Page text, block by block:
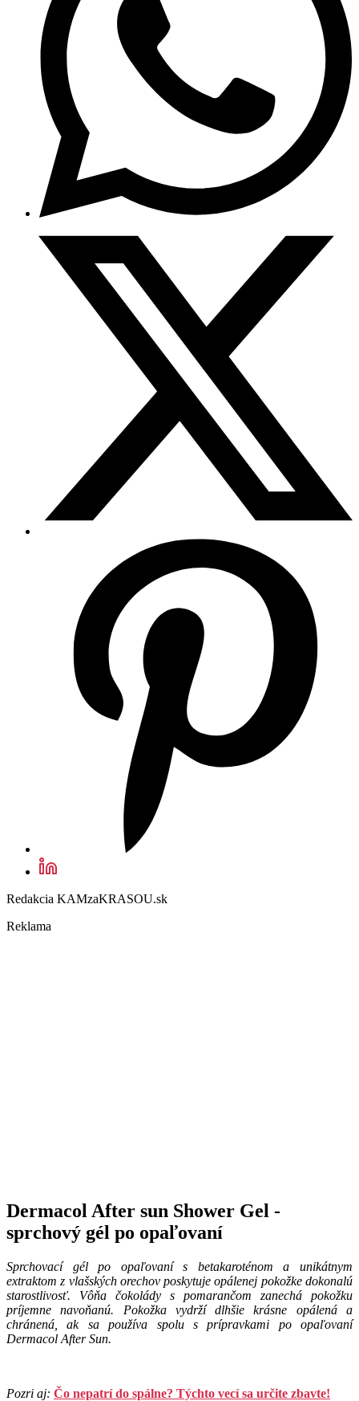
Redakcia KAMzaKRASOU.sk
Reklama
Dermacol After sun Shower Gel -
sprchový gél po opaľovaní
Sprchovací gél po opaľovaní s betakaroténom a unikátnym
extraktom z vlašských orechov poskytuje opálenej pokožke dokonalú
starostlivosť. Vôňa čokolády s pomarančom zanechá pokožku
príjemne navoňanú. Pokožka vydrží dlhšie krásne opálená a
chránená, ak sa používa spolu s prípravkami po opaľovaní
Dermacol After Sun.
Pozri aj: Čo nepatrí do spálne? Týchto vecí sa určite zbavte!